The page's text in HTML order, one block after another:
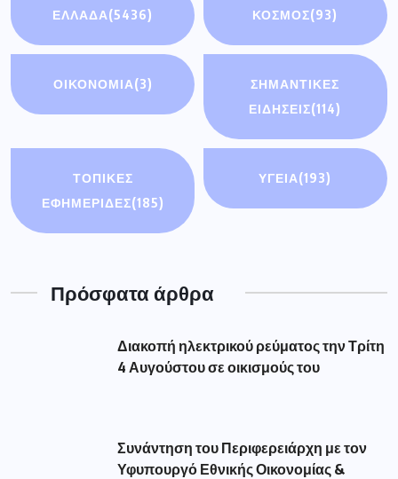
ΕΛΛΑΔΑ(5436) ΚΟΣΜΟΣ(93)
ΟΙΚΟΝΟΜΊΑ(3)
ΣΗΜΑΝΤΙΚΈΣ
ΕΙΔΉΣΕΙΣ(114)
ΤΟΠΙΚΕΣ
ΕΦΗΜΕΡΙΔΕΣ(185)
ΥΓΕΙΑ(193)
Πρόσφατα άρθρα
Διακοπή ηλεκτρικού ρεύματος την Τρίτη
4 Αυγούστου σε οικισμούς του
Συνάντηση του Περιφερειάρχη με τον
Υφυπουργό Εθνικής Οικονομίας &